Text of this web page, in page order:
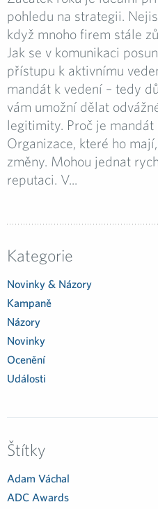
pohledu na strategii.
když mnoho firem stále
Jak se v komunikaci
přístupu k aktivnímu
mandát k vedení – tedy
vám umožní dělat
legitimity. Proč je
Organizace, které ho
změny. Mohou jednat
reputaci. V...
Kategorie
Novinky & Názory
Kampaně
Názory
Novinky
Ocenění
Události
Štítky
Adam Váchal
ADC Awards